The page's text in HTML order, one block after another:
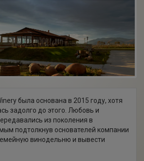
была основана в 2015 году, хотя
задолго до этого. Любовь и
из поколения в
подтолкнув основателей компании
винодельню и вывести
уровень.